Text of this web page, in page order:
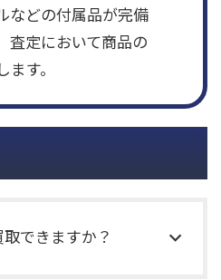
などの付属品が完備
査定において商品の
す。
できますか？